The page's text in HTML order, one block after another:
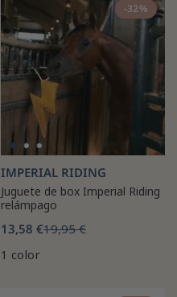
-32%
IMPERIAL RIDING
Juguete de box Imperial Riding
relámpago
13,58 €19,95 €
1 color